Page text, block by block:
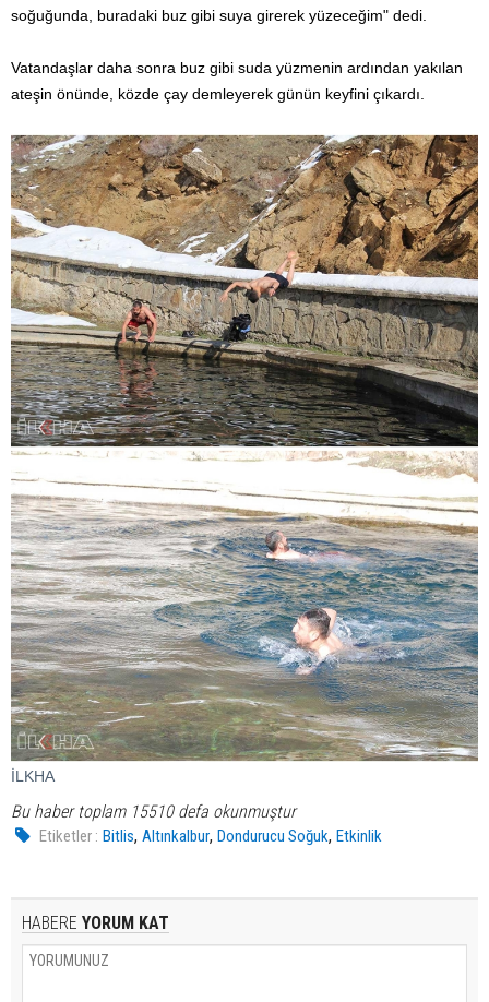
soğuğunda, buradaki buz gibi suya girerek yüzeceğim" dedi.
Vatandaşlar daha sonra buz gibi suda yüzmenin ardından yakılan
ateşin önünde, közde çay demleyerek günün keyfini çıkardı.
İLKHA
Bu haber toplam 15510 defa okunmuştur
Etiketler : Bitlis,Altınkalbur,Dondurucu Soğuk,Etkinlik
HABERE YORUM KAT